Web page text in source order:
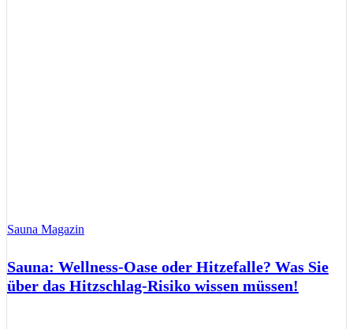
Sauna Magazin
Sauna: Wellness-Oase oder Hitzefalle? Was Sie
über das Hitzschlag-Risiko wissen müssen!